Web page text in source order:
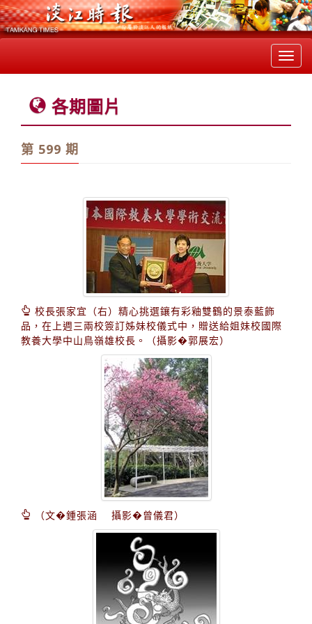
各期圖片
第 599 期
校長張家宜（右）精心挑選鑲有彩釉雙鶴的景泰藍飾
品，在上週三兩校簽訂姊妹校儀式中，贈送給姐妹校國際
教養大學中山鳥嶺雄校長。（攝影�郭展宏）
（文�鍾張涵 攝影�曾儀君）